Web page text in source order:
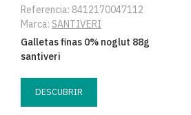
Referencia: 8412170047112
Marca: SANTIVERI
Galletas finas 0% noglut 88g
santiveri
DESCUBRIR